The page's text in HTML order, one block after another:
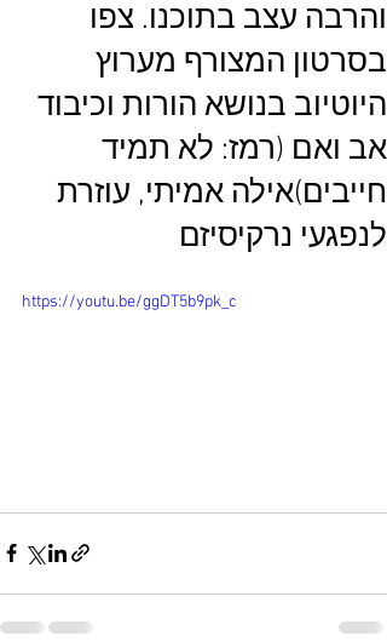
והרבה עצב בתוכנו. צפו
בסרטון המצורף מערוץ
היוטיוב בנושא הורות וכיבוד
אב ואם (רמז: לא תמיד
חייבים)אילה אמיתי, עוזרת
לנפגעי נרקיסיזם
https://youtu.be/ggDT5b9pk_c